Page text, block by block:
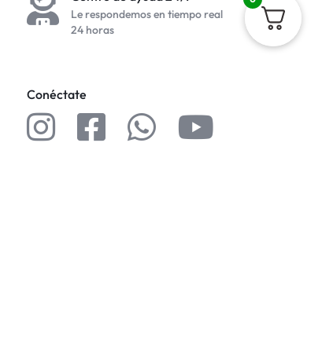
Le respondemos en tiempo real
24 horas
Conéctate